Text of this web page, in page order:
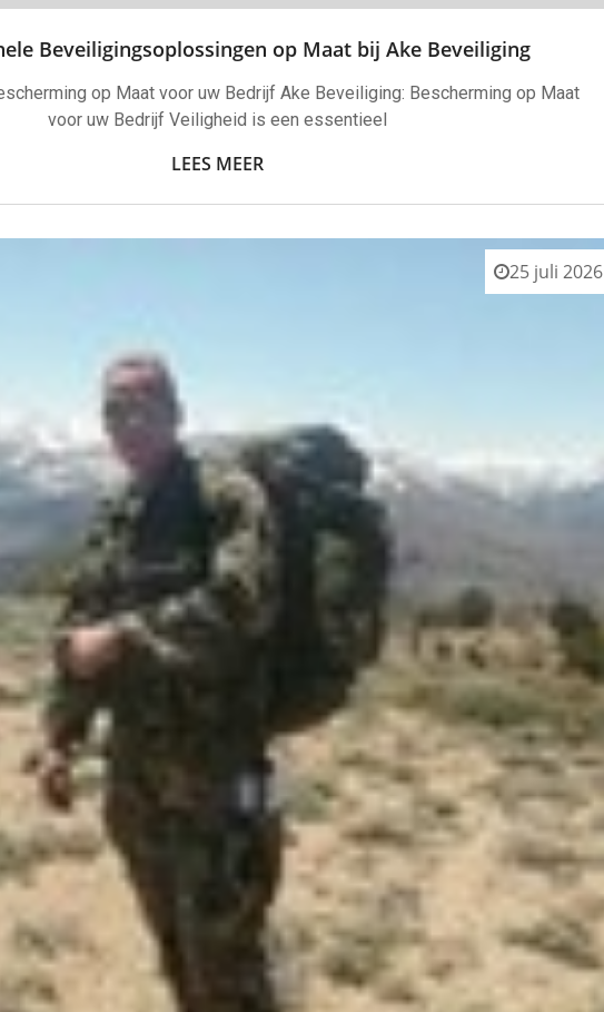
Beveiligingsoplossingen op Maat bij Ake Beveiliging
op Maat voor uw Bedrijf Ake Beveiliging: Bescherming op Maat
voor uw Bedrijf Veiligheid is een essentieel
LEES MEER
25 juli 2026